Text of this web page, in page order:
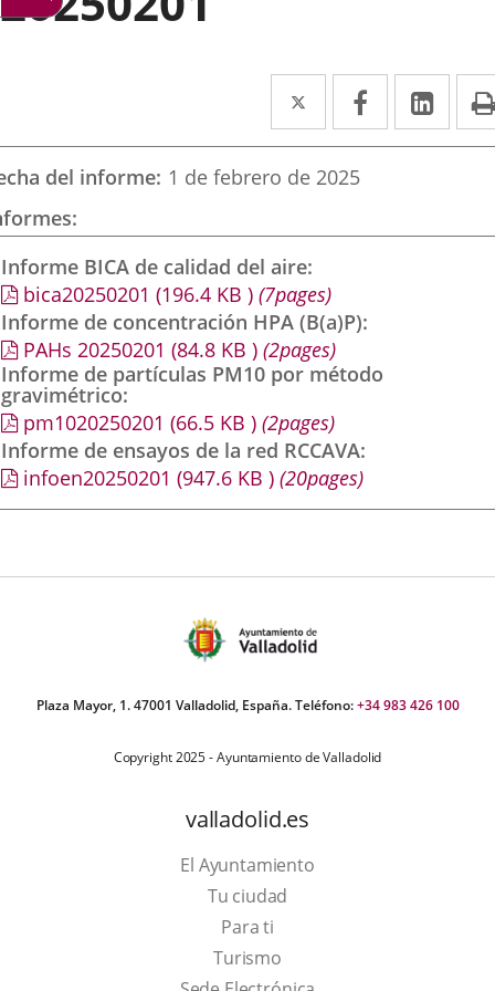
Twitter
Enlace
a
una
externa.
Facebook
Enlace
a
externa.
a
del informe 1 de febrero de 2025
Informe BICA de calidad del aire
bica20250201 (196.4 KB ) (7pages)
Informe de concentración HPA (B(a)P)
PAHs 20250201 (84.8 KB ) (2pages)
Informe de partículas PM10 por método
gravimétrico
pm1020250201 (66.5 KB ) (2pages)
Informe de ensayos de la red RCCAVA
infoen20250201 (947.6 KB ) (20pages)
Plaza Mayor, 1. 47001 Valladolid, España. Teléfono:+34 983 426 100
Copyright 2025 - Ayuntamiento de Valladolid
valladolid.es
El Ayuntamiento
Tu ciudad
Para ti
TurismoEste